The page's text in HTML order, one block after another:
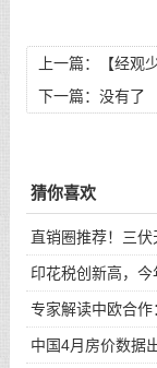
上一篇：
【经观
元气之旅
下一篇：没有了
猜你喜欢
直销圈推荐！三
印花税创新高，今
专家解读中欧合
中国4月房价数据